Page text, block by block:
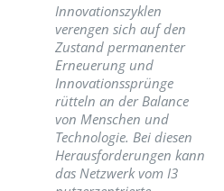
Innovationszyklen
verengen sich auf den
Zustand permanenter
Erneuerung und
Innovationssprünge
rütteln an der Balance
von Menschen und
Technologie. Bei diesen
Herausforderungen kann
das Netzwerk vom I3